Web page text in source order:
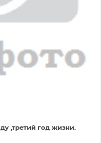
,третий год жизни.